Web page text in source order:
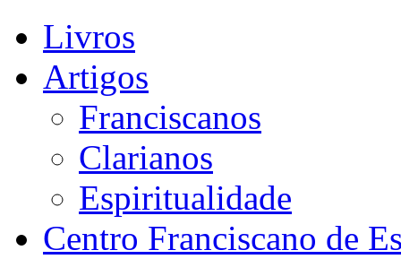
Livros
Artigos
Franciscanos
Clarianos
Espiritualidade
Centro Franciscano de